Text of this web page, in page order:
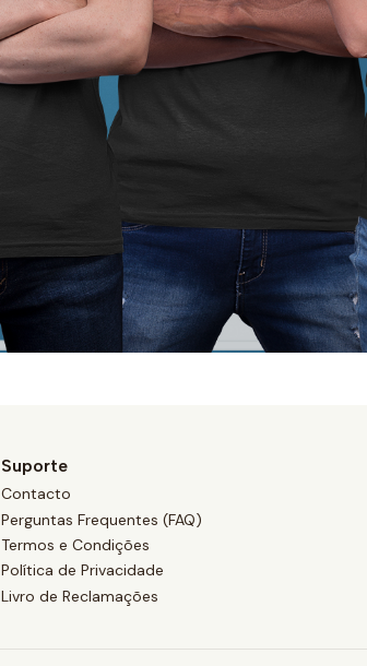
Suporte
Contacto
Perguntas Frequentes (FAQ)
Termos e Condições
Política de Privacidade
Livro de Reclamações